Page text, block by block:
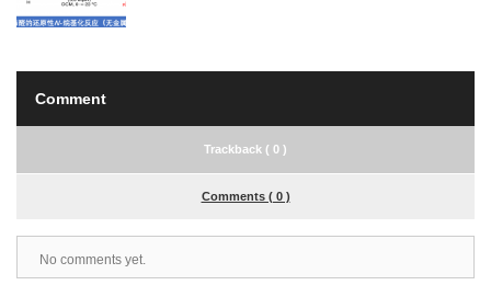
Comment
Trackback ( 0 )
Comments ( 0 )
No comments yet.